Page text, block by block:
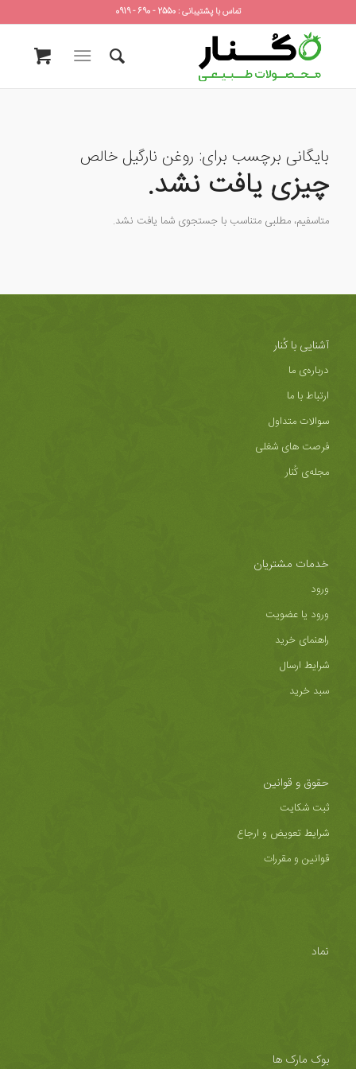
تماس با پشتیبانی : 2550 - 690 - 0919
بایگانی برچسب برای: روغن نارگیل خالص
چیزی یافت نشد.
متاسفیم، مطلبی متناسب با جستجوی شما یافت نشد.
آشنایی با کُنار
درباره‌ی ما
ارتباط با ما
سوالات متداول
فرصت های شغلی
مجله‌ی کُنار
خدمات مشتریان
ورود
ورود یا عضویت
راهنمای خرید
شرایط ارسال
سبد خرید
حقوق و قوانین
ثبت شکایت
شرایط تعویض و ارجاع
قوانین و مقررات
نماد
بوک مارک ها